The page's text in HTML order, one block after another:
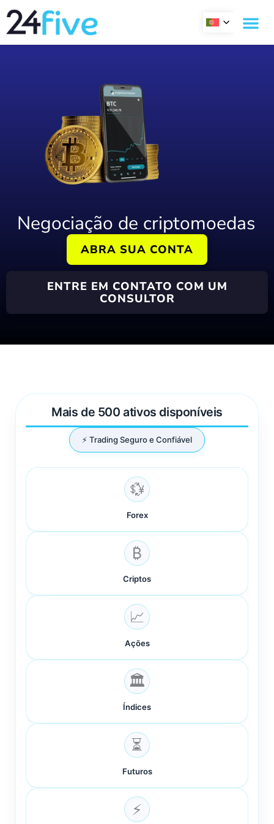
Skip
content
Negociação de criptomoedas
ABRA SUA CONTA
ENTRE EM CONTATO COM UM
CONSULTOR
Mais de 500 ativos disponíveis
⚡ Trading Seguro e Confiável
💱
Forex
₿
Criptos
📈
Ações
🏛️
Índices
⏳
Futuros
⚡